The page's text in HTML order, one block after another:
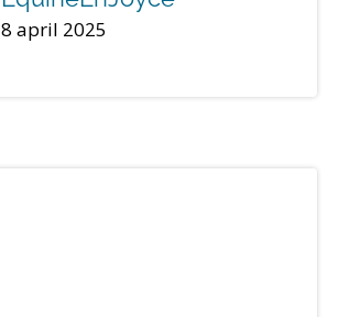
8 april 2025